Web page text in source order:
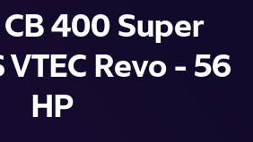
400 Super
VTEC Revo - 56
HP